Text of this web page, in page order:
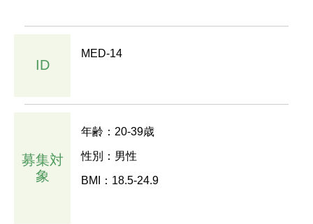
ID
MED-14
募集対
象
年齢：20-39歳
性別：男性
BMI：18.5-24.9